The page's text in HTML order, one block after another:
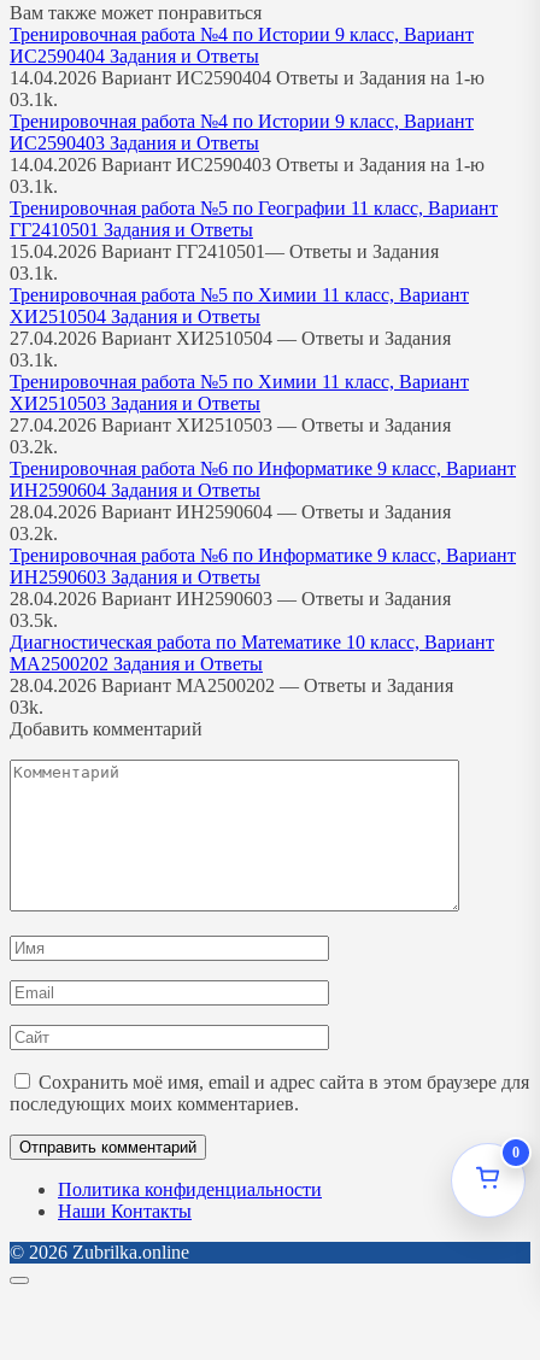
Вам также может понравиться
Тренировочная работа №4 по Истории 9 класс, Вариант
ИС2590404 Задания и Ответы
14.04.2026 Вариант ИС2590404 Ответы и Задания на 1-ю
03.1k.
Тренировочная работа №4 по Истории 9 класс, Вариант
ИС2590403 Задания и Ответы
14.04.2026 Вариант ИС2590403 Ответы и Задания на 1-ю
03.1k.
Тренировочная работа №5 по Географии 11 класс, Вариант
ГГ2410501 Задания и Ответы
15.04.2026 Вариант ГГ2410501— Ответы и Задания
03.1k.
Тренировочная работа №5 по Химии 11 класс, Вариант
ХИ2510504 Задания и Ответы
27.04.2026 Вариант ХИ2510504 — Ответы и Задания
03.1k.
Тренировочная работа №5 по Химии 11 класс, Вариант
ХИ2510503 Задания и Ответы
27.04.2026 Вариант ХИ2510503 — Ответы и Задания
03.2k.
Тренировочная работа №6 по Информатике 9 класс, Вариант
ИН2590604 Задания и Ответы
28.04.2026 Вариант ИН2590604 — Ответы и Задания
03.2k.
Тренировочная работа №6 по Информатике 9 класс, Вариант
ИН2590603 Задания и Ответы
28.04.2026 Вариант ИН2590603 — Ответы и Задания
03.5k.
Диагностическая работа по Математике 10 класс, Вариант
МА2500202 Задания и Ответы
28.04.2026 Вариант МА2500202 — Ответы и Задания
03k.
Добавить комментарий
Комментарий
Имя
*
Email
*
Сайт
Сохранить моё имя, email и адрес сайта в этом браузере для
последующих моих комментариев.
Политика конфиденциальности
Наши Контакты
© 2026 Zubrilka.online
0